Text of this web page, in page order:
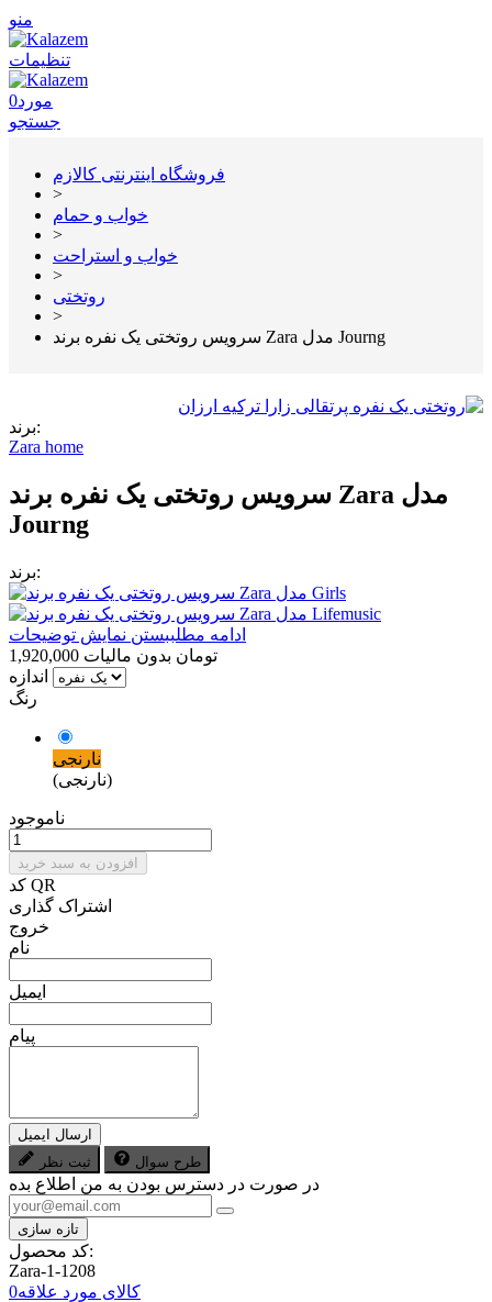
منو
تنظیمات
0مورد
جستجو
فروشگاه اینترنتی کالازم
>
خواب و حمام
>
خواب و استراحت
>
روتختی
>
سرویس روتختی یک نفره برند Zara مدل Journg
برند:
Zara home
سرویس روتختی یک نفره برند Zara مدل
Journg
برند:
ادامه مطلببستن نمایش توضیحات
1,920,000 تومان بدون مالیات
اندازه
رنگ
نارنجی
(نارنجی)
ناموجود
افزودن به سبد خرید
کد QR
اشتراک گذاری
خروج
نام
ایمیل
پیام
ارسال ایمیل
ثبت نظر
طرح سوال
در صورت در دسترس بودن به من اطلاع بده
کد محصول:
Zara-1-1208
کالای مورد علاقه0